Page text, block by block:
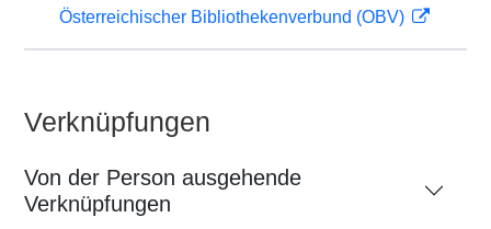
Österreichischer Bibliothekenverbund (OBV)
Verknüpfungen
Von der Person ausgehende
Verknüpfungen